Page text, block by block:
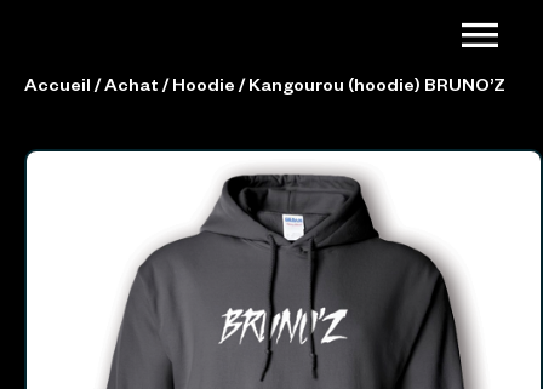
Accueil/Achat/ Hoodie/ Kangourou (hoodie) BRUNO’Z